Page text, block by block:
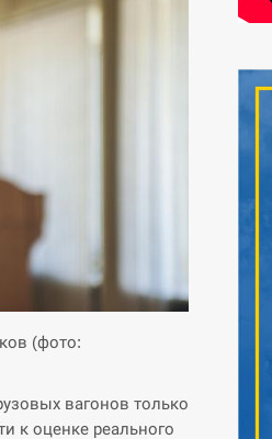
(фото:
вагонов только
к оценке реального